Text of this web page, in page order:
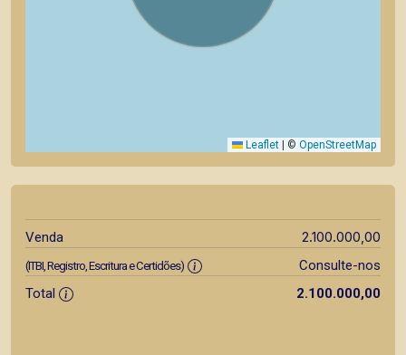
Leaflet © OpenStreetMap
Venda 2.100.000,00
(ITBI, Registro, Escritura e Certidões)
Consulte-nos
Total
2.100.000,00